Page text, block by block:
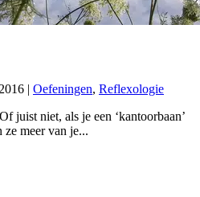
| Oefeningen, Reflexologie
juist niet, als je een ‘kantoorbaan’
meer van je...